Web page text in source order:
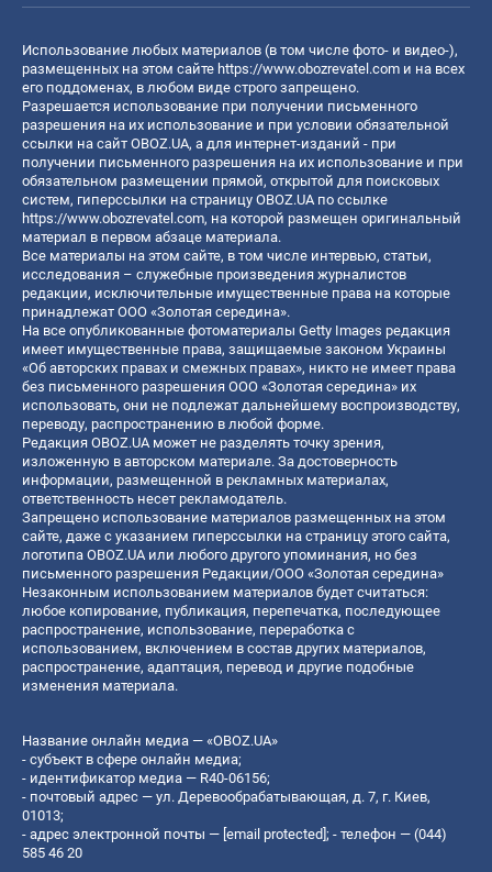
Использование любых материалов (в том числе фото- и видео-),
размещенных на этом сайте https://www.obozrevatel.com и на всех
его поддоменах, в любом виде строго запрещено.
Разрешается использование при получении письменного
разрешения на их использование и при условии обязательной
ссылки на сайт OBOZ.UA, а для интернет-изданий - при
получении письменного разрешения на их использование и при
обязательном размещении прямой, открытой для поисковых
систем, гиперссылки на страницу OBOZ.UA по ссылке
https://www.obozrevatel.com, на которой размещен оригинальный
материал в первом абзаце материала.
Все материалы на этом сайте, в том числе интервью, статьи,
исследования – служебные произведения журналистов
редакции, исключительные имущественные права на которые
принадлежат ООО «Золотая середина».
На все опубликованные фотоматериалы Getty Images редакция
имеет имущественные права, защищаемые законом Украины
«Об авторских правах и смежных правах», никто не имеет права
без письменного разрешения ООО «Золотая середина» их
использовать, они не подлежат дальнейшему воспроизводству,
переводу, распространению в любой форме.
Редакция OBOZ.UA может не разделять точку зрения,
изложенную в авторском материале. За достоверность
информации, размещенной в рекламных материалах,
ответственность несет рекламодатель.
Запрещено использование материалов размещенных на этом
сайте, даже с указанием гиперссылки на страницу этого сайта,
логотипа OBOZ.UA или любого другого упоминания, но без
письменного разрешения Редакции/ООО «Золотая середина»
Незаконным использованием материалов будет считаться:
любое копирование, публикация, перепечатка, последующее
распространение, использование, переработка с
использованием, включением в состав других материалов,
распространение, адаптация, перевод и другие подобные
изменения материала.
Название онлайн медиа — «OBOZ.UA»
- субъект в сфере онлайн медиа;
- идентификатор медиа — R40-06156;
- почтовый адрес — ул. Деревообрабатывающая, д. 7, г. Киев,
01013;
- адрес электронной почты — [email protected]; - телефон — (044)
585 46 20